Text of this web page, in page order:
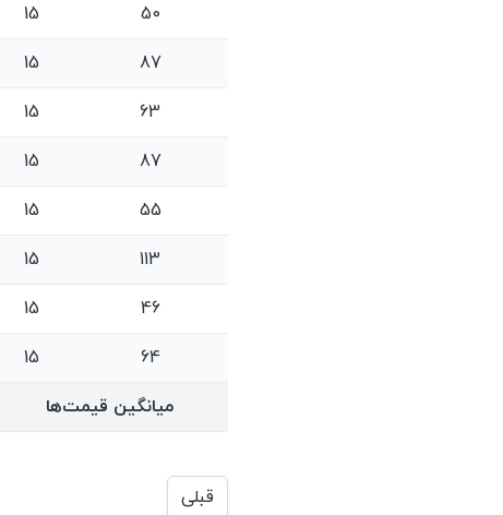
50
15
87
15
63
15
87
15
55
15
113
15
46
15
64
15
میانگین قیمت‌ها
قبلی